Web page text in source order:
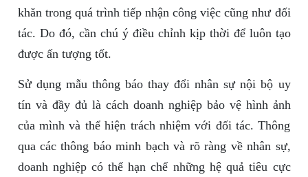
khăn trong quá trình tiếp nhận công việc cũng như đối
tác. Do đó, cần chú ý điều chỉnh kịp thời để luôn tạo
được ấn tượng tốt.
Sử dụng mẫu thông báo thay đổi nhân sự nội bộ uy
tín và đầy đủ là cách doanh nghiệp bảo vệ hình ảnh
của mình và thể hiện trách nhiệm với đối tác. Thông
qua các thông báo minh bạch và rõ ràng về nhân sự,
doanh nghiệp có thể hạn chế những hệ quả tiêu cực